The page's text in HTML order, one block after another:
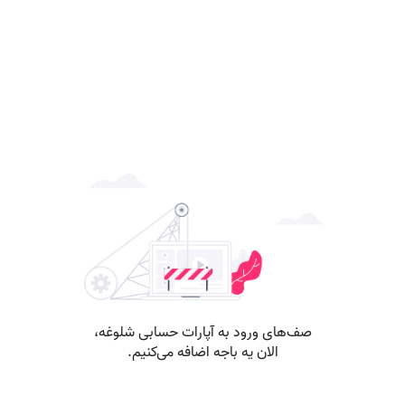
صف‌های ورود به آپارات حسابی شلوغه،
الان یه باجه اضافه می‌کنیم.